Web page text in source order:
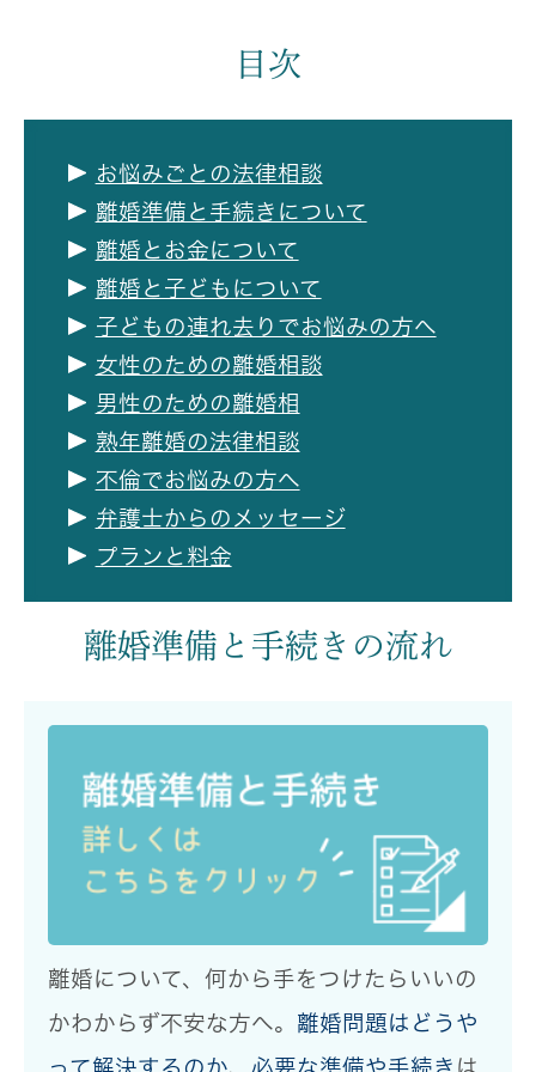
目次
お悩みごとの法律相談
離婚準備と手続きについて
離婚とお金について
離婚と子どもについて
子どもの連れ去りでお悩みの方へ
女性のための離婚相談
男性のための離婚相
熟年離婚の法律相談
不倫でお悩みの方へ
弁護士からのメッセージ
プランと料金
離婚準備と手続きの流れ
離婚について、 何から手をつけたらいいの
かわからず不安な方へ。 離婚問題はどうや
って解決するのか、 必要な準備や手続き は